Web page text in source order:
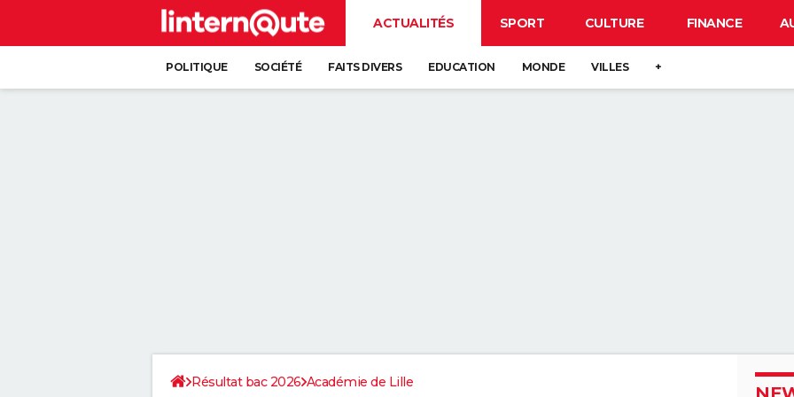
ACTUALITÉS SPORT CULTURE FINANCE
POLITIQUE SOCIÉTÉ FAITS DIVERS EDUCATION MONDE VILLES +
Résultat bac 2026 Académie de Lille